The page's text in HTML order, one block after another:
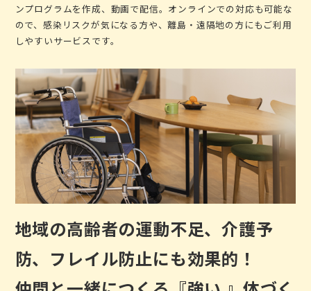
ンプログラムを作成、動画で配信。オンラインでの対応も可能な
ので、感染リスクが気になる方や、離島・遠隔地の方にもご利用
しやすいサービスです。
地域の高齢者の運動不足、介護予
防、フレイル防止にも効果的！